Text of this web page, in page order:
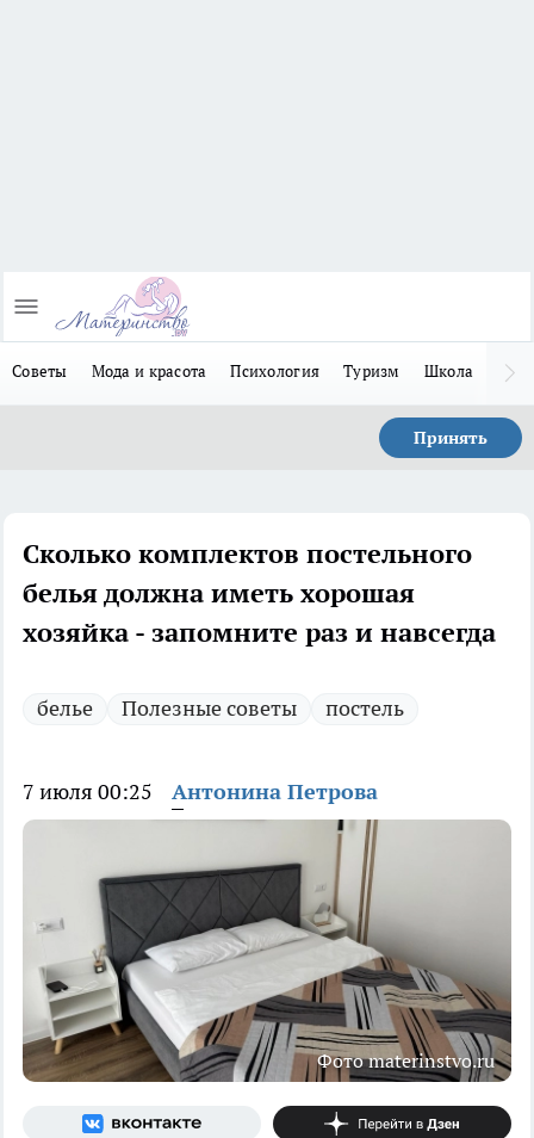
Советы Мода и красота Психология Туризм Школа
Принять
Сколько комплектов постельного
белья должна иметь хорошая
хозяйка - запомните раз и навсегда
белье Полезные советы постель
7 июля 00:25 Антонина Петрова
Фото materinstvo.ru